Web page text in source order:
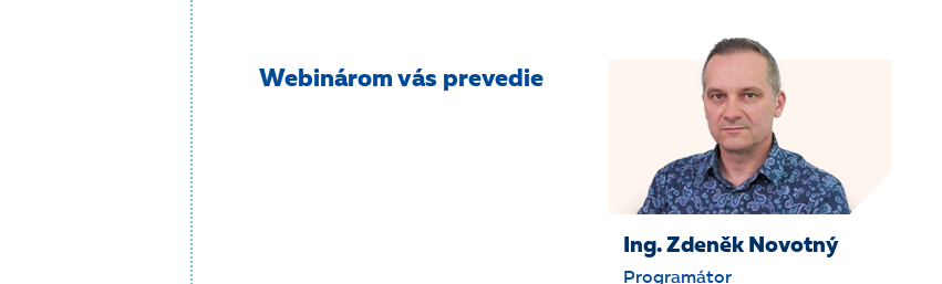
Webinárom vás prevedie
Ing. Zdeněk Novotný
Programátor